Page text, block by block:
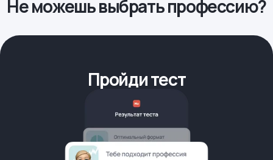
Не можешь выбрать профессию?
Пройди тест